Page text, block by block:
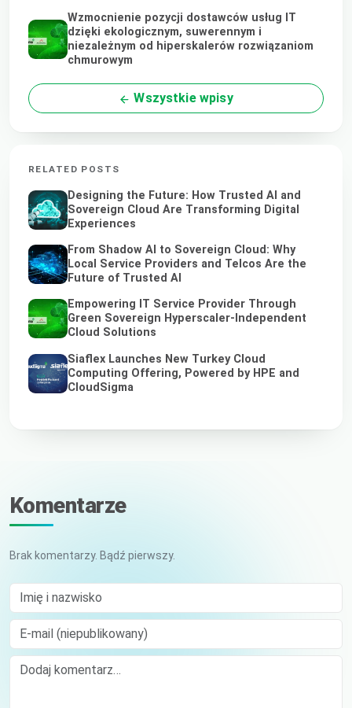
Wzmocnienie pozycji dostawców usług IT
dzięki ekologicznym, suwerennym i
niezależnym od hiperskalerów rozwiązaniom
chmurowym
Wszystkie wpisy
RELATED POSTS
Designing the Future: How Trusted AI and
Sovereign Cloud Are Transforming Digital
Experiences
From Shadow AI to Sovereign Cloud: Why
Local Service Providers and Telcos Are the
Future of Trusted AI
Empowering IT Service Provider Through
Green Sovereign Hyperscaler-Independent
Cloud Solutions
Siaflex Launches New Turkey Cloud
Computing Offering, Powered by HPE and
CloudSigma
Komentarze
Brak komentarzy. Bądź pierwszy.
Imię i nazwisko
E-mail (niepublikowany)
Comment